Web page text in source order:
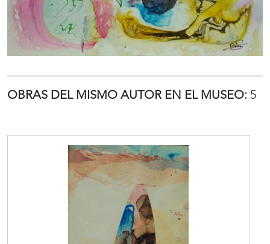
OBRAS DEL MISMO AUTOR EN EL MUSEO: 5